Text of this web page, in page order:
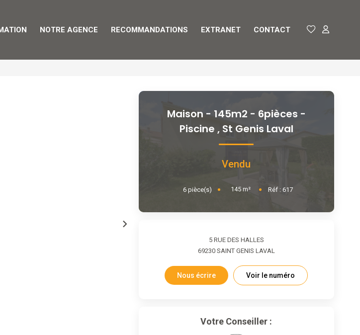
NOTRE AGENCE RECOMMANDATIONS EXTRANET CONTACT
Maison - 145m2 - 6pièces -
Piscine , St Genis Laval
Vendu
6 pièce(s) 145 m² Réf : 617
5 RUE DES HALLES
69230 SAINT GENIS LAVAL
Nous écrire Voir le numéro
Votre Conseiller :